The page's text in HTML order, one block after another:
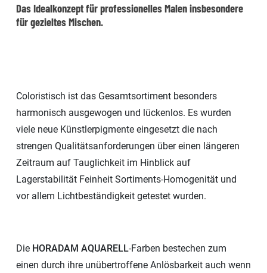
Das Idealkonzept für professionelles Malen insbesondere
für gezieltes Mischen.
Coloristisch ist das Gesamtsortiment besonders
harmonisch ausgewogen und lückenlos. Es wurden
viele neue Künstlerpigmente eingesetzt die nach
strengen Qualitätsanforderungen über einen längeren
Zeitraum auf Tauglichkeit im Hinblick auf
Lagerstabilität Feinheit Sortiments-Homogenität und
vor allem Lichtbeständigkeit getestet wurden.
Die HORADAM AQUARELL-Farben bestechen zum
einen durch ihre unübertroffene Anlösbarkeit auch wenn